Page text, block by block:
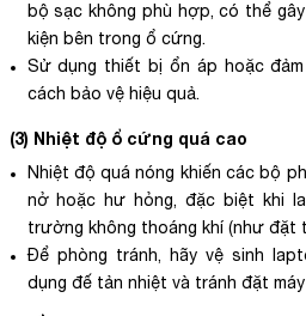
bộ sạc không phù hợp, có thể
kiện bên trong ổ cứng.
Sử dụng thiết bị ổn áp hoặc
cách bảo vệ hiệu quả.
(3) Nhiệt độ ổ cứng quá cao
Nhiệt độ quá nóng khiến các bộ
nở hoặc hư hỏng, đặc biệt khi
trường không thoáng khí (như đặt
Để phòng tránh, hãy vệ sinh
dụng đế tản nhiệt và tránh đặt